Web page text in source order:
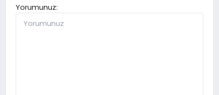
Yorumunuz: